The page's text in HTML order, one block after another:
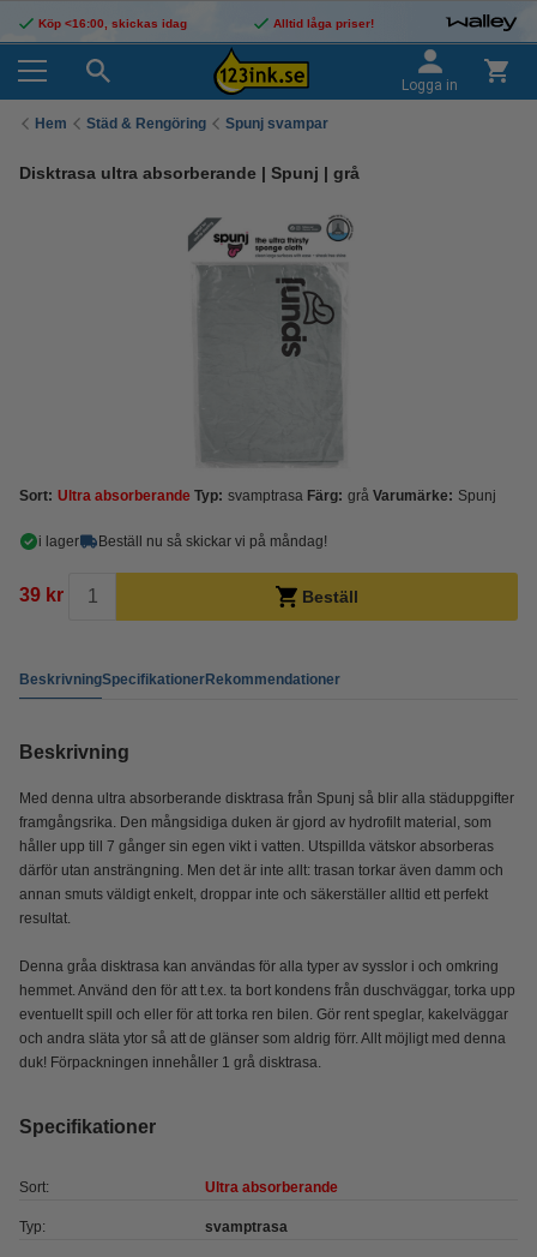
Köp <16:00, skickas idag Alltid låga priser!
Logga in
Hem Städ & Rengöring Spunj svampar
Disktrasa ultra absorberande | Spunj | grå
Sort: Ultra absorberande Typ: svamptrasa Färg: grå Varumärke: Spunj
i lager Beställ nu så skickar vi på måndag!
39 kr Beställ
BeskrivningSpecifikationerRekommendationer
Beskrivning
Med denna ultra absorberande disktrasa från Spunj så blir alla städuppgifter
framgångsrika. Den mångsidiga duken är gjord av hydrofilt material, som
håller upp till 7 gånger sin egen vikt i vatten. Utspillda vätskor absorberas
därför utan ansträngning. Men det är inte allt: trasan torkar även damm och
annan smuts väldigt enkelt, droppar inte och säkerställer alltid ett perfekt
resultat.
Denna gråa disktrasa kan användas för alla typer av sysslor i och omkring
hemmet. Använd den för att t.ex. ta bort kondens från duschväggar, torka upp
eventuellt spill och eller för att torka ren bilen. Gör rent speglar, kakelväggar
och andra släta ytor så att de glänser som aldrig förr. Allt möjligt med denna
duk! Förpackningen innehåller 1 grå disktrasa.
Specifikationer
Sort: Ultra absorberande
Typ: svamptrasa